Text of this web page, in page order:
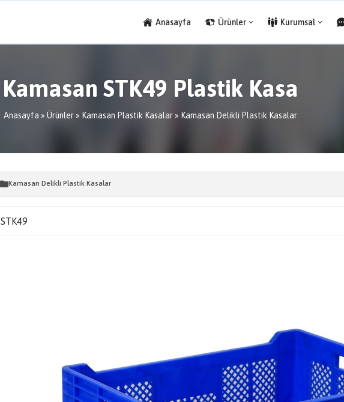
Anasayfa Ürünler Kurumsal
Kamasan STK49 Plastik Kasa
Anasayfa » Ürünler» Kamasan Plastik Kasalar» Kamasan Delikli Plastik Kasalar
Kamasan Delikli Plastik Kasalar
STK49